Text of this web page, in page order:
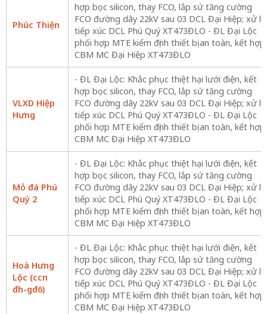
Phúc Thiện
hợp bọc silicon, thay FCO, lắp sứ tăng cường
FCO đường dây 22kV sau 03 DCL Đại Hiệp; xử lý
tiếp xúc DCL Phú Quý XT473ĐLO - ĐL Đại Lộc
phối hợp MTE kiểm định thiết bị an toàn, kết hợp
CBM MC Đại Hiệp XT473ĐLO
VLXD Hiệp
Hưng
- ĐL Đại Lộc: Khắc phục thiệt hại lưới điện, kết
hợp bọc silicon, thay FCO, lắp sứ tăng cường
FCO đường dây 22kV sau 03 DCL Đại Hiệp; xử lý
tiếp xúc DCL Phú Quý XT473ĐLO - ĐL Đại Lộc
phối hợp MTE kiểm định thiết bị an toàn, kết hợp
CBM MC Đại Hiệp XT473ĐLO
Mỏ đá Phú
Quý 2
- ĐL Đại Lộc: Khắc phục thiệt hại lưới điện, kết
hợp bọc silicon, thay FCO, lắp sứ tăng cường
FCO đường dây 22kV sau 03 DCL Đại Hiệp; xử lý
tiếp xúc DCL Phú Quý XT473ĐLO - ĐL Đại Lộc
phối hợp MTE kiểm định thiết bị an toàn, kết hợp
CBM MC Đại Hiệp XT473ĐLO
Hoà Hưng
Lộc (ccn
đh-gđ6)
- ĐL Đại Lộc: Khắc phục thiệt hại lưới điện, kết
hợp bọc silicon, thay FCO, lắp sứ tăng cường
FCO đường dây 22kV sau 03 DCL Đại Hiệp; xử lý
tiếp xúc DCL Phú Quý XT473ĐLO - ĐL Đại Lộc
phối hợp MTE kiểm định thiết bị an toàn, kết hợp
CBM MC Đại Hiệp XT473ĐLO